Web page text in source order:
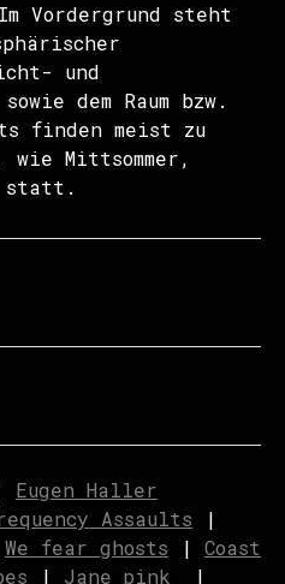
Vordergrund steht
und
dem Raum bzw.
finden meist zu
wie Mittsommer,
statt.
Eugen Haller
Assaults |
We fear ghosts | Coast
| Jane_pink_ |